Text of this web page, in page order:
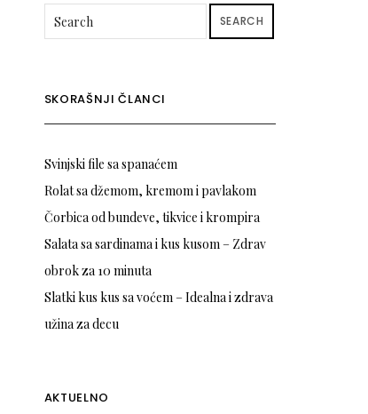
SEARCH
SKORAŠNJI ČLANCI
Svinjski file sa spanaćem
Rolat sa džemom, kremom i pavlakom
Čorbica od bundeve, tikvice i krompira
Salata sa sardinama i kus kusom – Zdrav
obrok za 10 minuta
Slatki kus kus sa voćem – Idealna i zdrava
užina za decu
AKTUELNO